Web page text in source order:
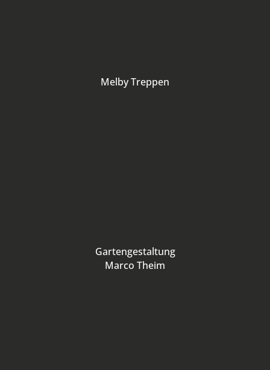
Melby Treppen
Gartengestaltung
Marco Theim